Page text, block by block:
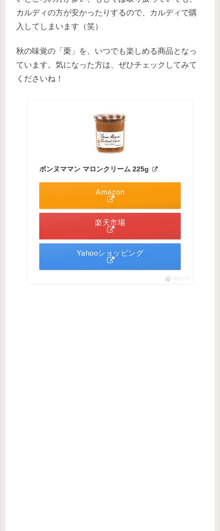
カルディの方が安かったりするので、カルディで購
入してしまいます（笑）
秋の味覚の「栗」を、いつでも楽しめる商品となっ
ています。気になった方は、ぜひチェックしてみて
くださいね！
ボンヌママン マロンクリーム 225g
Amazon
楽天市場
Yahooショッピング
ポチップ